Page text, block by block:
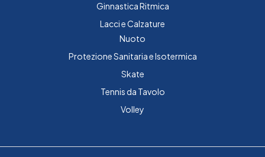
Ginnastica Ritmica
Lacci e Calzature
Nuoto
Protezione Sanitaria e Isotermica
Skate
Tennis da Tavolo
Volley